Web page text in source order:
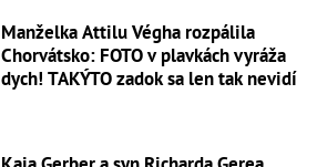
Manželka Attilu Végha rozpálila
Chorvátsko: FOTO v plavkách vyráža
dych! TAKÝTO zadok sa len tak nevidí